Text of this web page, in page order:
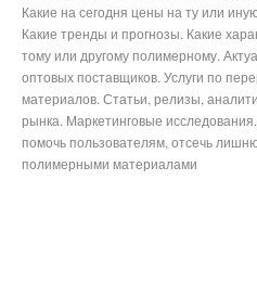
Какие на сегодня цены на ту или
Какие тренды и прогнозы. Какие
тому или другому полимерному.
оптовых поставщиков. Услуги по
материалов. Статьи, релизы,
рынка. Маркетинговые
помочь пользователям, отсечь
полимерными